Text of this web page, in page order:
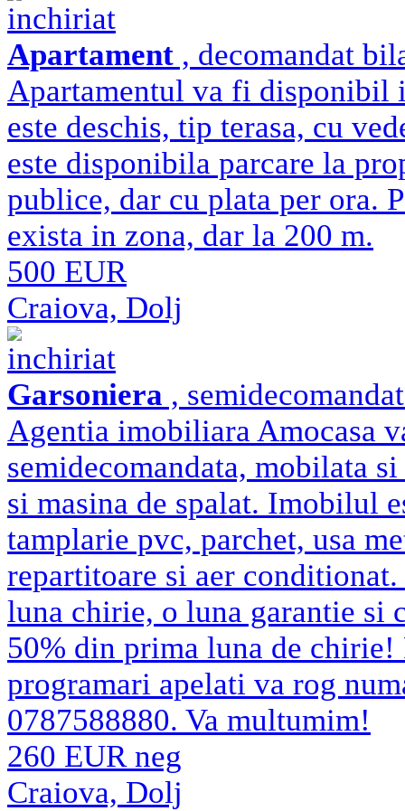
inchiriat
Apartament , decomandat
Apartamentul va fi disponibil
este deschis, tip terasa, cu
este disponibila parcare la
publice, dar cu plata per ora.
exista in zona, dar la 200 m.
500 EUR
Craiova, Dolj
inchiriat
Garsoniera ,
Agentia imobiliara Amocasa
semidecomandata, mobilata
si masina de spalat. Imobilul
tamplarie pvc, parchet, usa
repartitoare si aer
luna chirie, o luna garantie si
50% din prima luna de
programari apelati va rog
0787588880. Va multumim!
260 EUR neg
Craiova, Dolj